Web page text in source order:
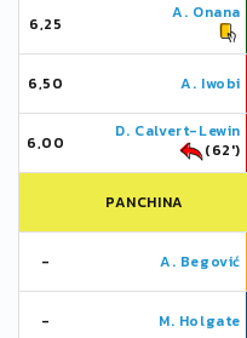
6,25
A. Onana
6,50 A. Iwobi
6,00
D. Calvert-Lewin
(62')
PANCHINA
- A. Begović
- M. Holgate